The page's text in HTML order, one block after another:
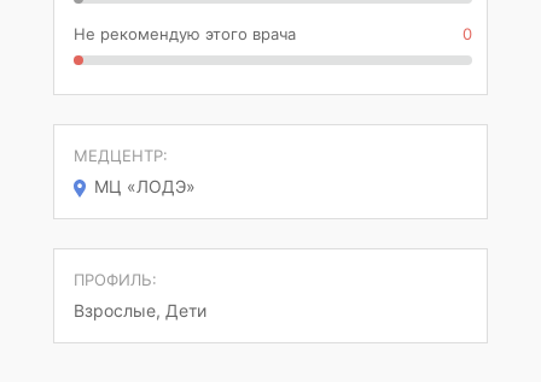
Не рекомендую этого врача 0
МЕДЦЕНТР:
МЦ «ЛОДЭ»
ПРОФИЛЬ:
Взрослые, Дети